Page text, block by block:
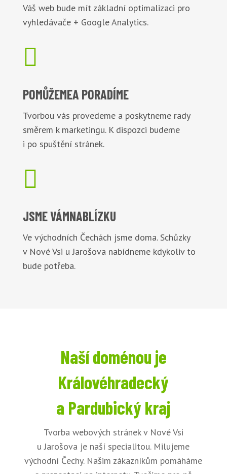
Váš web bude mít základní optimalizaci pro
vyhledávače + Google Analytics.

POMŮŽEMEA PORADÍME
Tvorbou vás provedeme a poskytneme rady
směrem k marketingu. K dispozci budeme
i po spuštění stránek.

JSME VÁMNABLÍZKU
Ve východních Čechách jsme doma. Schůzky
v Nové Vsi u Jarošova nabídneme kdykoliv to
bude potřeba.
Naší doménou je
Královéhradecký
a Pardubický kraj
Tvorba webových stránek v Nové Vsi
u Jarošova je naší specialitou. Milujeme
východní Čechy. Našim zákazníkům pomáháme